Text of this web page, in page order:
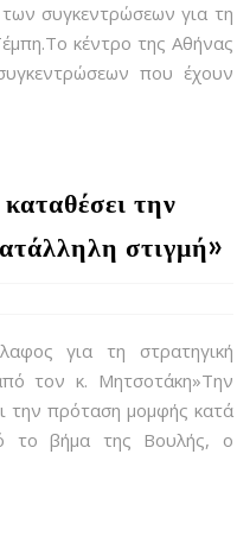
συγκεντρώσεων για τη
.Το κέντρο της Αθήνας
που έχουν
την
στιγμή»
για τη στρατηγική
τον κ. Μητσοτάκη»Την
την πρόταση μομφής κατά
το βήμα της Βουλής, ο